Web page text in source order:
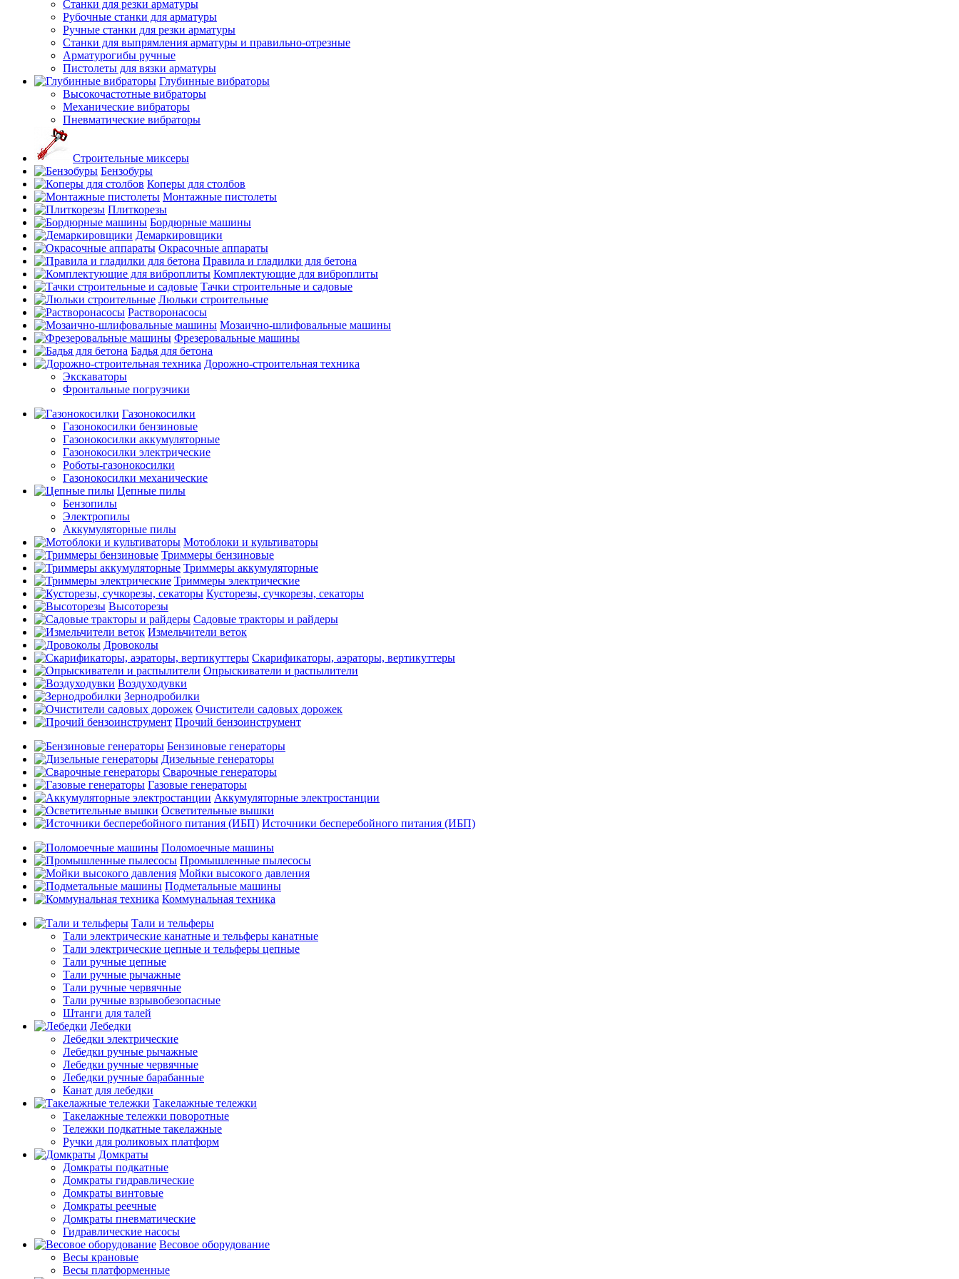
Станки для резки арматуры
Рубочные станки для арматуры
Ручные станки для резки арматуры
Станки для выпрямления арматуры и правильно-отрезные
Арматурогибы ручные
Пистолеты для вязки арматуры
Глубинные вибраторы
Высокочастотные вибраторы
Механические вибраторы
Пневматические вибраторы
Строительные миксеры
Бензобуры
Коперы для столбов
Монтажные пистолеты
Плиткорезы
Бордюрные машины
Демаркировщики
Окрасочные аппараты
Правила и гладилки для бетона
Комплектующие для виброплиты
Тачки строительные и садовые
Люльки строительные
Растворонасосы
Мозаично-шлифовальные машины
Фрезеровальные машины
Бадья для бетона
Дорожно-строительная техника
Экскаваторы
Фронтальные погрузчики
Газонокосилки
Газонокосилки бензиновые
Газонокосилки аккумуляторные
Газонокосилки электрические
Роботы-газонокосилки
Газонокосилки механические
Цепные пилы
Бензопилы
Электропилы
Аккумуляторные пилы
Мотоблоки и культиваторы
Триммеры бензиновые
Триммеры аккумуляторные
Триммеры электрические
Кусторезы, сучкорезы, секаторы
Высоторезы
Садовые тракторы и райдеры
Измельчители веток
Дровоколы
Скарификаторы, аэраторы, вертикуттеры
Опрыскиватели и распылители
Воздуходувки
Зернодробилки
Очистители садовых дорожек
Прочий бензоинструмент
Бензиновые генераторы
Дизельные генераторы
Сварочные генераторы
Газовые генераторы
Аккумуляторные электростанции
Осветительные вышки
Источники бесперебойного питания (ИБП)
Поломоечные машины
Промышленные пылесосы
Мойки высокого давления
Подметальные машины
Коммунальная техника
Тали и тельферы
Тали электрические канатные и тельферы канатные
Тали электрические цепные и тельферы цепные
Тали ручные цепные
Тали ручные рычажные
Тали ручные червячные
Тали ручные взрывобезопасные
Штанги для талей
Лебедки
Лебедки электрические
Лебедки ручные рычажные
Лебедки ручные червячные
Лебедки ручные барабанные
Канат для лебедки
Такелажные тележки
Такелажные тележки поворотные
Тележки подкатные такелажные
Ручки для роликовых платформ
Домкраты
Домкраты подкатные
Домкраты гидравлические
Домкраты винтовые
Домкраты реечные
Домкраты пневматические
Гидравлические насосы
Весовое оборудование
Весы крановые
Весы платформенные